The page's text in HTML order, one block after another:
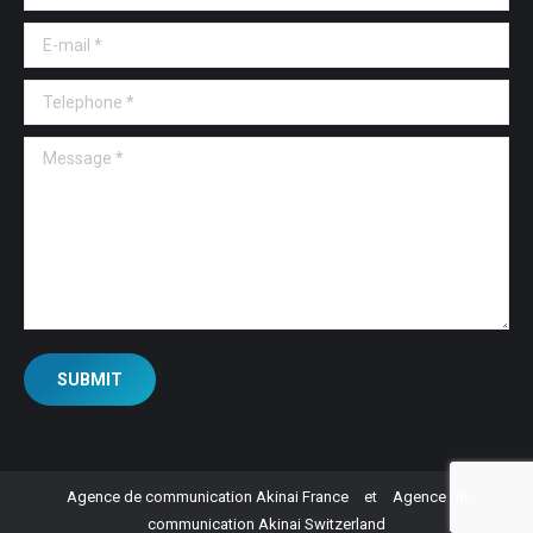
E-mail *
Telephone *
Message *
SUBMIT
Agence de communication Akinai France et Agence de
communication Akinai Switzerland